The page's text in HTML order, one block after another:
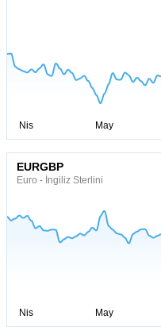
EURGBP
Euro - İngiliz Sterlini